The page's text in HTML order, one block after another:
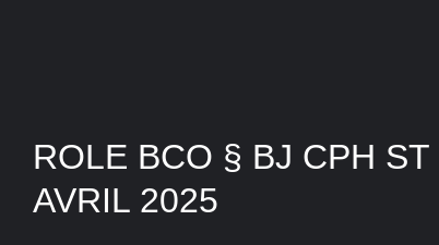
ROLE BCO § BJ CPH
AVRIL 2025